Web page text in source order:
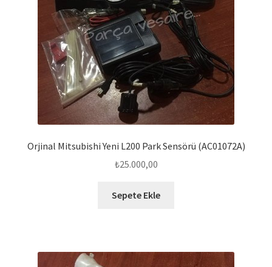
Orjinal Mitsubishi Yeni L200 Park Sensörü (AC01072A)
₺25.000,00
Sepete Ekle